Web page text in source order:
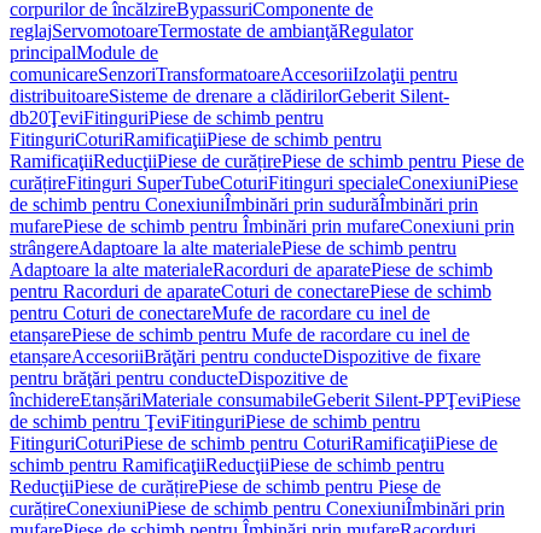
corpurilor de încălzireBypassuriComponente de
reglajServomotoareTermostate de ambianţăRegulator
principalModule de
comunicareSenzoriTransformatoareAccesoriiIzolaţii pentru
distribuitoareSisteme de drenare a clădirilorGeberit Silent-
db20ŢeviFitinguriPiese de schimb pentru
FitinguriCoturiRamificaţiiPiese de schimb pentru
RamificaţiiReducţiiPiese de curățirePiese de schimb pentru Piese de
curățireFitinguri SuperTubeCoturiFitinguri specialeConexiuniPiese
de schimb pentru ConexiuniÎmbinări prin sudurăÎmbinări prin
mufarePiese de schimb pentru Îmbinări prin mufareConexiuni prin
strângereAdaptoare la alte materialePiese de schimb pentru
Adaptoare la alte materialeRacorduri de aparatePiese de schimb
pentru Racorduri de aparateCoturi de conectarePiese de schimb
pentru Coturi de conectareMufe de racordare cu inel de
etanșarePiese de schimb pentru Mufe de racordare cu inel de
etanșareAccesoriiBrăţări pentru conducteDispozitive de fixare
pentru brăţări pentru conducteDispozitive de
închidereEtanșăriMateriale consumabileGeberit Silent-PPŢeviPiese
de schimb pentru ŢeviFitinguriPiese de schimb pentru
FitinguriCoturiPiese de schimb pentru CoturiRamificaţiiPiese de
schimb pentru RamificaţiiReducţiiPiese de schimb pentru
ReducţiiPiese de curățirePiese de schimb pentru Piese de
curățireConexiuniPiese de schimb pentru ConexiuniÎmbinări prin